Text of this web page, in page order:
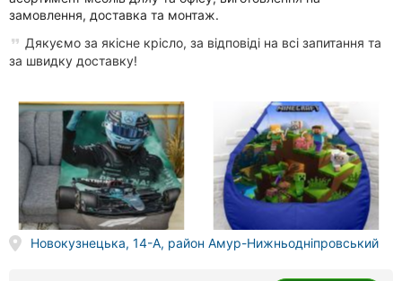
замовлення, доставка та монтаж.
Дякуємо за якісне крісло, за відповіді на всі запитання та
за швидку доставку!
Новокузнецька, 14-А, район Амур-Нижньодніпровський